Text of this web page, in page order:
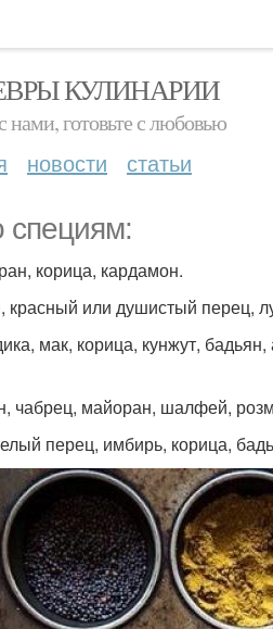
КУЛИНАРИИ
нами, готовьте с любовью
новости статьи
специям:
корица, кардамон.
или душистый перец,
мак, корица, кунжут,
чабрец, майоран, шалфей,
перец, имбирь, корица,